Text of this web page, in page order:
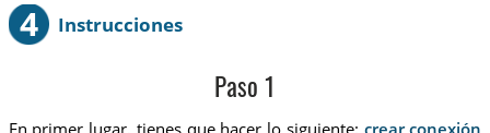
4 Instrucciones
Paso 1